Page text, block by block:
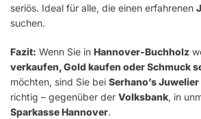
seriös. Ideal für alle, die einen erfahrenen
suchen.
Fazit: Wenn Sie in Hannover-Buchholz
verkaufen, Gold kaufen oder Schmuck
möchten, sind Sie bei Serhano’s Juwelier
richtig – gegenüber der Volksbank, in
Sparkasse Hannover.